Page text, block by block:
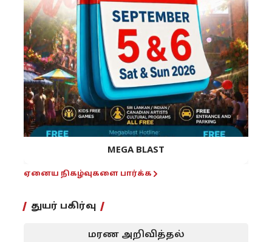
MEGA BLAST
ஏனைய நிகழ்வுகளை பார்க்க
துயர் பகிர்வு
மரண அறிவித்தல்